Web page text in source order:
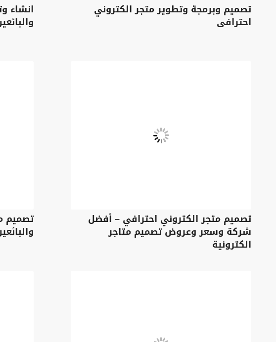
تصميم وبرمجة وتطوير متجر الكتروني
احترافى
انشاء
تصميم متجر الكتروني احترافي – أفضل
شركة وسعر وعروض تصميم متاجر
الكترونية
تصميم